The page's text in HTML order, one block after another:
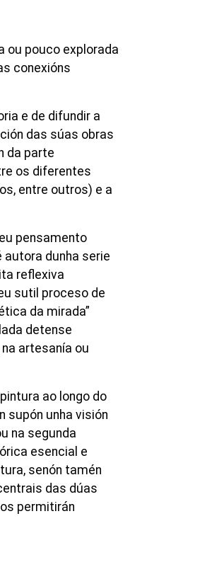
ou pouco explorada
conexións
e de difundir a
das súas obras
da parte
os diferentes
entre outros) e a
pensamento
dunha serie
reflexiva
sutil proceso de
da mirada”
detense
artesanía ou
ao longo do
supón unha visión
na segunda
esencial e
senón tamén
das dúas
permitirán